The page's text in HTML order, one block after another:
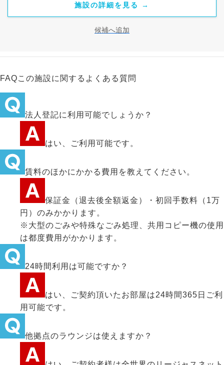
施設の詳細を見る →
候補へ追加
FAQこの施設に関するよくある質問
法人登記に利用可能でしょうか？
はい、ご利用可能です。
賃料のほかにかかる費用を教えてください。
保証金（退去後全額返金）・初回手数料（1万
円）のみかかります。
※大型のごみや特殊なごみ処理、共用コピー機の使用
は都度費用がかかります。
24時間利用は可能ですか？
はい、ご契約頂いたお部屋は24時間365日ご利
用可能です。
他拠点のラウンジは使えますか？